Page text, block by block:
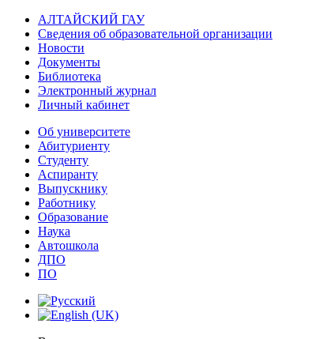
АЛТАЙСКИЙ ГАУ
Сведения об образовательной организации
Новости
Документы
Библиотека
Электронный журнал
Личный кабинет
Об университете
Абитуриенту
Студенту
Аспиранту
Выпускнику
Работнику
Образование
Наука
Автошкола
ДПО
ПО